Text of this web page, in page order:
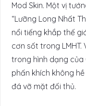
Mod Skin. Một vị
“Lưỡng Long Nhất
nổi tiếng khắp thế
cơn sốt trong
trong hình dạng của
phấn khích không
đá vỡ mặt đối thủ.